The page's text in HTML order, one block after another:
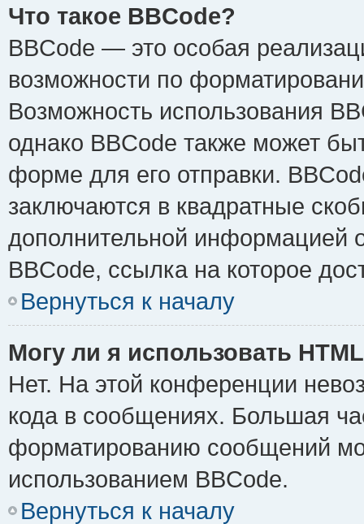
Что такое BBCode?
BBCode — это особая
возможности по
Возможность использования
однако BBCode также может
форме для его отправки.
заключаются в квадратные
дополнительной информацией
BBCode, ссылка на которое
Вернуться к началу
Могу ли я использовать
Нет. На этой конференции
кода в сообщениях. Большая
форматированию сообщений
использованием BBCode.
Вернуться к началу